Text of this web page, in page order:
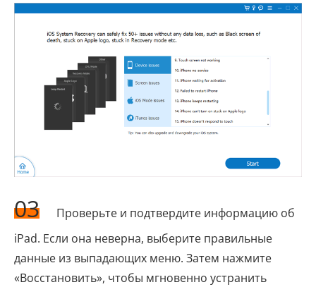
03
Проверьте и подтвердите информацию об
iPad. Если она неверна, выберите правильные
данные из выпадающих меню. Затем нажмите
«Восстановить», чтобы мгновенно устранить